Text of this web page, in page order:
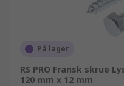
På lager
RS PRO Fransk skrue
120 mm x 12 mm